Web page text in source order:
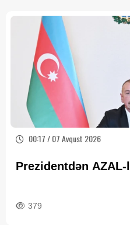
00:17 / 07 Avqust 2026
Prezidentdən AZAL-
379